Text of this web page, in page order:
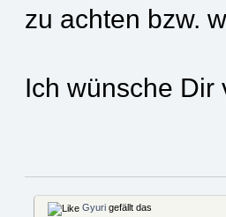
zu achten bzw.
Ich wünsche Dir
Gyurigefällt das